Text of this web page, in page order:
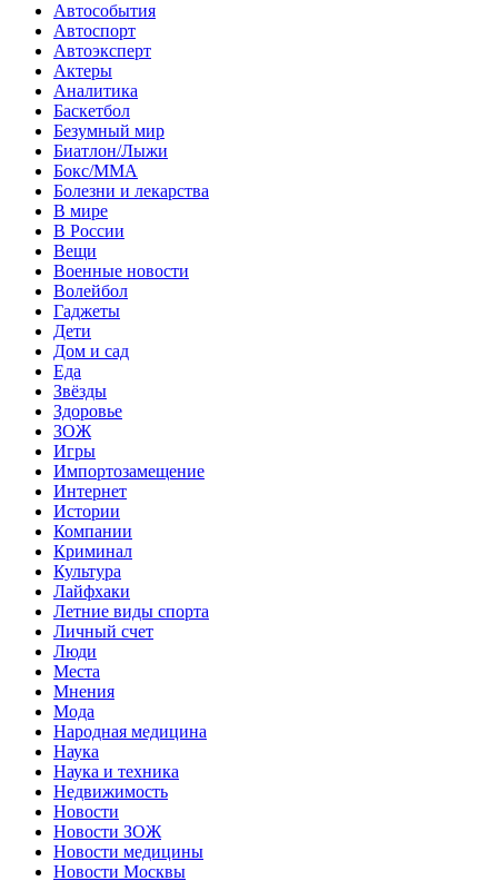
Автособытия
Автоспорт
Автоэксперт
Актеры
Аналитика
Баскетбол
Безумный мир
Биатлон/Лыжи
Бокс/MMA
Болезни и лекарства
В мире
В России
Вещи
Военные новости
Волейбол
Гаджеты
Дети
Дом и сад
Еда
Звёзды
Здоровье
ЗОЖ
Игры
Импортозамещение
Интернет
Истории
Компании
Криминал
Культура
Лайфхаки
Летние виды спорта
Личный счет
Люди
Места
Мнения
Мода
Народная медицина
Наука
Наука и техника
Недвижимость
Новости
Новости ЗОЖ
Новости медицины
Новости Москвы